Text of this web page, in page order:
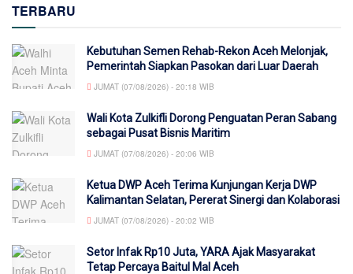
TERBARU
Kebutuhan Semen Rehab-Rekon Aceh Melonjak,
Pemerintah Siapkan Pasokan dari Luar Daerah
JUMAT (07/08/2026) - 20:18 WIB
Wali Kota Zulkifli Dorong Penguatan Peran Sabang
sebagai Pusat Bisnis Maritim
JUMAT (07/08/2026) - 20:06 WIB
Ketua DWP Aceh Terima Kunjungan Kerja DWP
Kalimantan Selatan, Pererat Sinergi dan Kolaborasi
JUMAT (07/08/2026) - 20:02 WIB
Setor Infak Rp10 Juta, YARA Ajak Masyarakat
Tetap Percaya Baitul Mal Aceh